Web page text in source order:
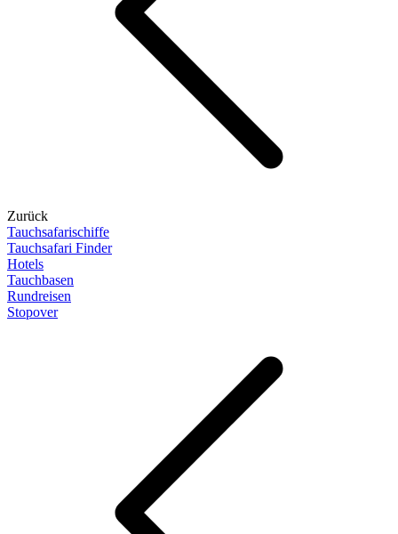
Zurück
Tauchsafarischiffe
Tauchsafari Finder
Hotels
Tauchbasen
Rundreisen
Stopover